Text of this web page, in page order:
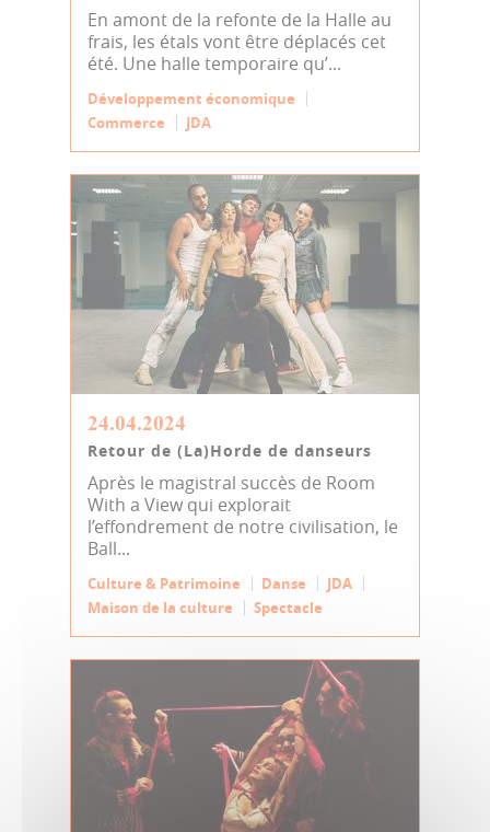
En amont de la refonte de la Halle au
frais, les étals vont être déplacés cet
été. Une halle temporaire qu’...
Développement économique
Commerce
JDA
24.04.2024
Retour de (La)Horde de danseurs
Après le magistral succès de Room
With a View qui explorait
l’effondrement de notre civilisation, le
Ball...
Culture & Patrimoine Danse
JDA
Maison de la culture
Spectacle